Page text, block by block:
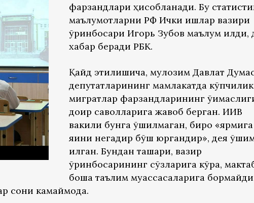
фарзандлари ҳисобланади. Бу
маълумотларни РФ Ички ишлар вазири
ўринбосари Игорь Зубов маълум қилди,
хабар беради РБК.
Қайд этилишича, мулозим Давлат
депутатларининг мамлакатда кўпчилик
мигратлар фарзандларининг
доир саволларига жавоб берган. ИИВ
вакили бунга қўшилмаган, бироқ «ярмига
яқини негадир бўш юргандир», дея
қилган. Бундан ташқари, вазир
ўринбосарининг сўзларига кўра,
бошқа таълим муассасаларига
сони камаймоқда.